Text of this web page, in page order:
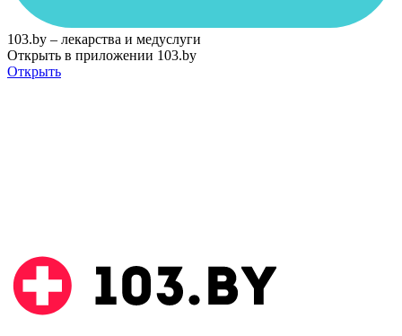
103.by – лекарства и медуслуги
Открыть в приложении 103.by
Открыть